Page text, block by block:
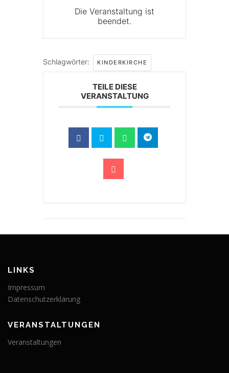
Die Veranstaltung ist
beendet.
Schlagwörter: KINDERKIRCHE
TEILE DIESE
VERANSTALTUNG
LINKS
Impressum
Datenschutzerklärung
VERANSTALTUNGEN
Veranstaltungen